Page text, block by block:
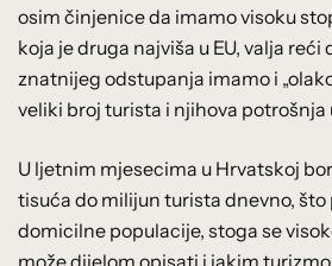
osim činjenice da imamo visoku
koja je druga najviša u EU, valja reći
znatnijeg odstupanja imamo i
veliki broj turista i njihova potrošnja
U ljetnim mjesecima u Hrvatskoj
tisuća do milijun turista dnevno,
domicilne populacije, stoga se